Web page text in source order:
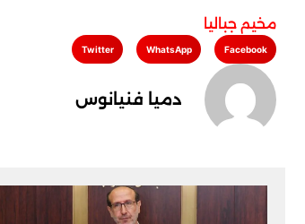
مخيم جباليا
Facebook
WhatsApp
Twitter
دميا فنيانوس